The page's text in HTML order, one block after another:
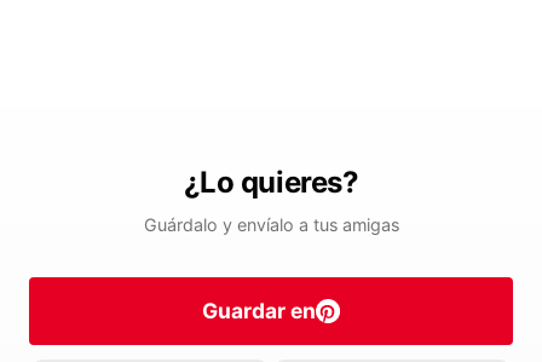
¿Lo quieres?
Guárdalo y envíalo a tus amigas
Guardar en